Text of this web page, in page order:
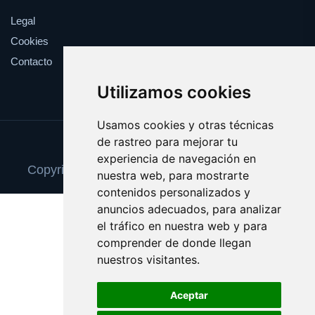
Utilizamos cookies
Usamos cookies y otras técnicas
de rastreo para mejorar tu
experiencia de navegación en
nuestra web, para mostrarte
contenidos personalizados y
anuncios adecuados, para analizar
el tráfico en nuestra web y para
comprender de donde llegan
nuestros visitantes.
Aceptar
Legal
Cookies
Contacto
Update cookies preferences
Copyright © 2025 reparacionordenadores.com